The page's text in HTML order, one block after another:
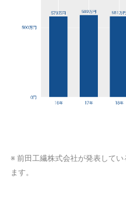
※ 前田工繊株式会社が発表してい
ます。